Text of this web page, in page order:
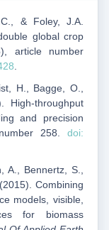
& Foley, J.A.
global crop
article number
H., Bagge, O.,
High-throughput
and precision
258. doi:
Bennertz, S.,
Combining
models, visible,
for biomass